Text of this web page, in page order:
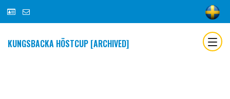
KUNGSBACKA HÖSTCUP [ARCHIVED]